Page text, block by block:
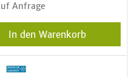
Anfrage
In den Warenkorb